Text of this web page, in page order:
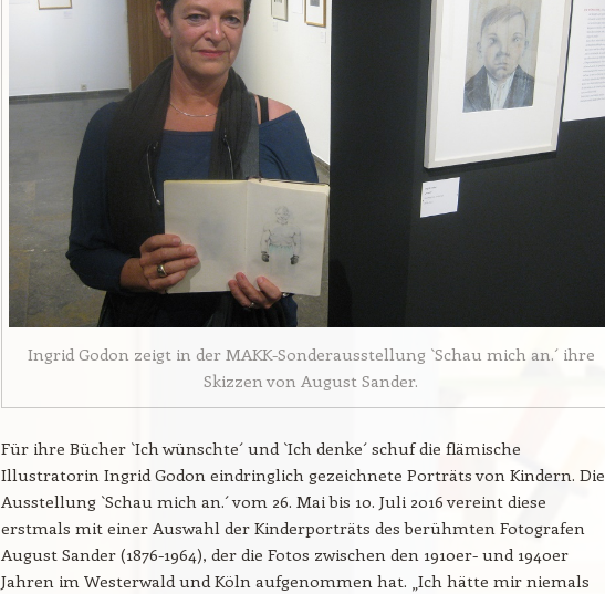
Ingrid Godon zeigt in der MAKK-Sonderausstellung `Schau mich an.´ ihre
Skizzen von August Sander.
Für ihre Bücher `Ich wünschte´ und `Ich denke´ schuf die flämische
Illustratorin Ingrid Godon eindringlich gezeichnete Porträts von Kindern. Die
Ausstellung `Schau mich an.´ vom 26. Mai bis 10. Juli 2016 vereint diese
erstmals mit einer Auswahl der Kinderporträts des berühmten Fotografen
August Sander (1876-1964), der die Fotos zwischen den 1910er- und 1940er
Jahren im Westerwald und Köln aufgenommen hat. „Ich hätte mir niemals